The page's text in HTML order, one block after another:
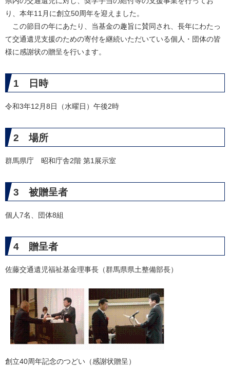
り、本年11月に創立50周年を迎えました。
この節目の年にあたり、当基金の趣旨に賛同され、長年にわたっ
て交通遺児支援のための寄付を継続いただいている個人・団体の皆
様に感謝状の贈呈を行います。
1 日時
令和3年12月8日（水曜日）午後2時
2 場所
群馬県庁 昭和庁舎2階 第1展示室
3 被贈呈者
個人7名、団体8組
4 贈呈者
佐藤交通遺児福祉基金理事長（群馬県県土整備部長）
創立40周年記念のつどい（感謝状贈呈）